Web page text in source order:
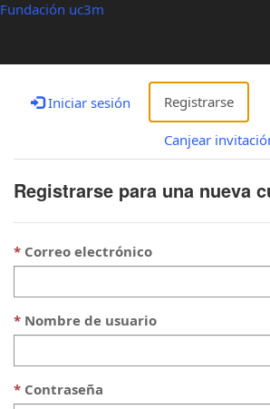
Fundación uc3m
Iniciar sesión Registrarse
Canjear
Registrarse para una nueva
Correo electrónico
Nombre de usuario
Contraseña